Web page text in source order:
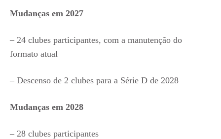
Mudanças em 2027
– 24 clubes participantes, com a manutenção do
formato atual
– Descenso de 2 clubes para a Série D de 2028
Mudanças em 2028
– 28 clubes participantes